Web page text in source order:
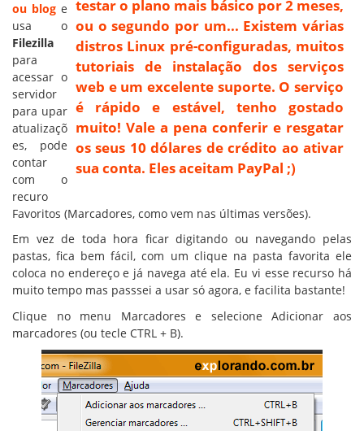
testar o plano mais básico por 2 meses,
ou o segundo por um... Existem várias
distros Linux pré-configuradas, muitos
tutoriais de instalação dos serviços
web e um excelente suporte. O serviço
é rápido e estável, tenho gostado
muito! Vale a pena conferir e resgatar
os seus 10 dólares de crédito ao ativar
sua conta. Eles aceitam PayPal ;)
ou blog e
usa o
Filezilla
para
acessar o
servidor
para upar
atualizaçõ
es, pode
contar
com o
recuro
Favoritos (Marcadores, como vem nas últimas versões).
Em vez de toda hora ficar digitando ou navegando pelas
pastas, fica bem fácil, com um clique na pasta favorita ele
coloca no endereço e já navega até ela. Eu vi esse recurso há
muito tempo mas passsei a usar só agora, e facilita bastante!
Clique no menu Marcadores e selecione Adicionar aos
marcadores (ou tecle CTRL + B).